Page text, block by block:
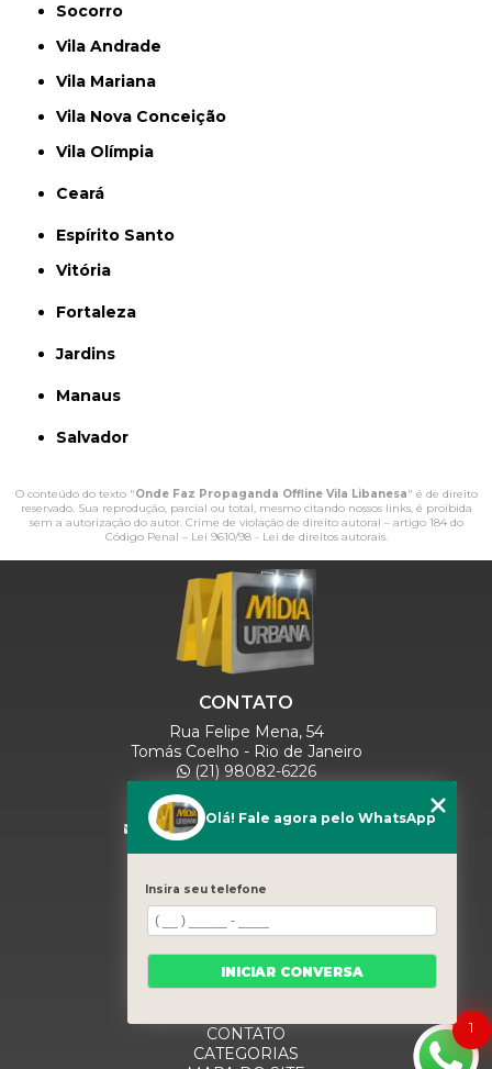
Socorro
Vila Andrade
Vila Mariana
Vila Nova Conceição
Vila Olímpia
Ceará
Espírito Santo
Vitória
Fortaleza
Jardins
Manaus
Salvador
O conteúdo do texto "Onde Faz Propaganda Offline Vila Libanesa" é de direito
reservado. Sua reprodução, parcial ou total, mesmo citando nossos links, é proibida
sem a autorização do autor. Crime de violação de direito autoral – artigo 184 do
Código Penal – Lei 9610/98 - Lei de direitos autorais.
CONTATO
Rua Felipe Mena, 54
Tomás Coelho - Rio de Janeiro
(21) 98082-6226
(21) 97280-9600
(11) 93071-5918
comercialmidiaurbana@gmail.com
HOME
QUEM SOMOS
CONTATO
CATEGORIAS
1
Olá! Fale agora pelo WhatsApp
Insira seu telefone
INICIAR CONVERSA